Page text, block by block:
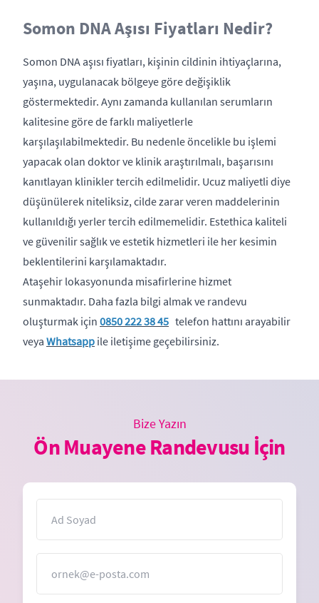
Somon DNA Aşısı Fiyatları Nedir?
Somon DNA aşısı fiyatları, kişinin cildinin ihtiyaçlarına,
yaşına, uygulanacak bölgeye göre değişiklik
göstermektedir. Aynı zamanda kullanılan serumların
kalitesine göre de farklı maliyetlerle
karşılaşılabilmektedir. Bu nedenle öncelikle bu işlemi
yapacak olan doktor ve klinik araştırılmalı, başarısını
kanıtlayan klinikler tercih edilmelidir. Ucuz maliyetli diye
düşünülerek niteliksiz, cilde zarar veren maddelerinin
kullanıldığı yerler tercih edilmemelidir. Estethica kaliteli
ve güvenilir sağlık ve estetik hizmetleri ile her kesimin
beklentilerini karşılamaktadır.
Ataşehir lokasyonunda misafirlerine hizmet
sunmaktadır. Daha fazla bilgi almak ve randevu
oluşturmak için 0850 222 38 45 telefon hattını arayabilir
veya Whatsapp ile iletişime geçebilirsiniz.
Bize Yazın
Ön Muayene Randevusu İçin